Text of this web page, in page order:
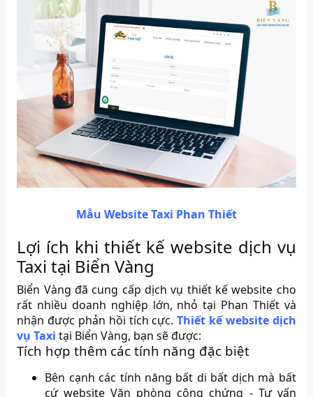
Mẫu Website Taxi Phan Thiết
Lợi ích khi thiết kế website dịch vụ
Taxi tại Biển Vàng
Biển Vàng đã cung cấp dịch vụ thiết kế website cho
rất nhiều doanh nghiệp lớn, nhỏ tại Phan Thiết và
nhận được phản hồi tích cực.Thiết kế website dịch
vụ Taxi tại Biển Vàng, bạn sẽ được:
Tích hợp thêm các tính năng đặc biệt
Bên cạnh các tính năng bất di bất dịch mà bất
cứ website Văn phòng công chứng - Tư vấn